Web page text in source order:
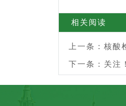
相关阅读
上一条： 核酸
下一条： 关注